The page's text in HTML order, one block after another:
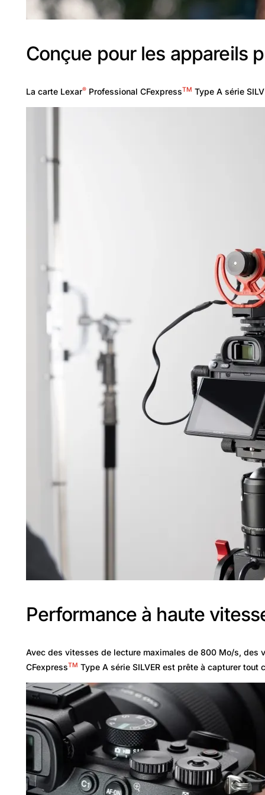
Conçue pour les appareils
La carte Lexar®Professional CFexpressTM Type A série
Performance à haute
Avec des vitesses de lecture maximales de 800 Mo/s, des
CFexpressTM Type A série SILVER est prête à capturer tout